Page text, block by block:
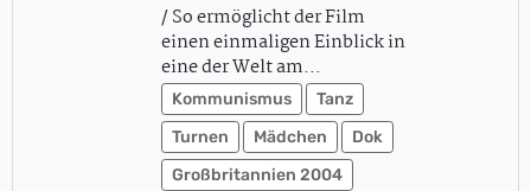
/ So ermöglicht der Film
einen einmaligen Einblick in
eine der Welt am…
Kommunismus
Tanz
Turnen
Mädchen
Dok
Großbritannien 2004